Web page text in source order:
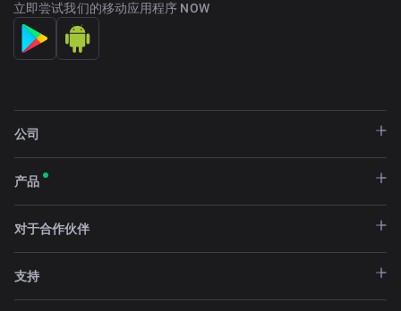
立即尝试我们的移动应用程序 NOW
公司
产品
对于合作伙伴
支持